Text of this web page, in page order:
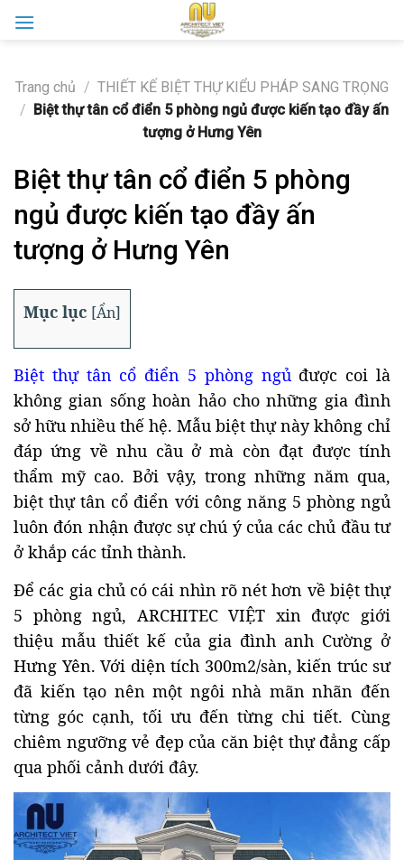
Trang chủ / THIẾT KẾ BIỆT THỰ KIỂU PHÁP SANG TRỌNG
/ Biệt thự tân cổ điển 5 phòng ngủ được kiến tạo đầy ấn
tượng ở Hưng Yên
Biệt thự tân cổ điển 5 phòng
ngủ được kiến tạo đầy ấn
tượng ở Hưng Yên
Mục lục [Ẩn]
Biệt thự tân cổ điển 5 phòng ngủ được coi là
không gian sống hoàn hảo cho những gia đình
sở hữu nhiều thế hệ. Mẫu biệt thự này không chỉ
đáp ứng về nhu cầu ở mà còn đạt được tính
thẩm mỹ cao. Bởi vậy, trong những năm qua,
biệt thự tân cổ điển với công năng 5 phòng ngủ
luôn đón nhận được sự chú ý của các chủ đầu tư
ở khắp các tỉnh thành.
Để các gia chủ có cái nhìn rõ nét hơn về biệt thự
5 phòng ngủ, ARCHITEC VIỆT xin được giới
thiệu mẫu thiết kế của gia đình anh Cường ở
Hưng Yên. Với diện tích 300m2/sàn, kiến trúc sư
đã kiến tạo nên một ngôi nhà mãn nhãn đến
từng góc cạnh, tối ưu đến từng chi tiết. Cùng
chiêm ngưỡng vẻ đẹp của căn biệt thự đẳng cấp
qua phối cảnh dưới đây.